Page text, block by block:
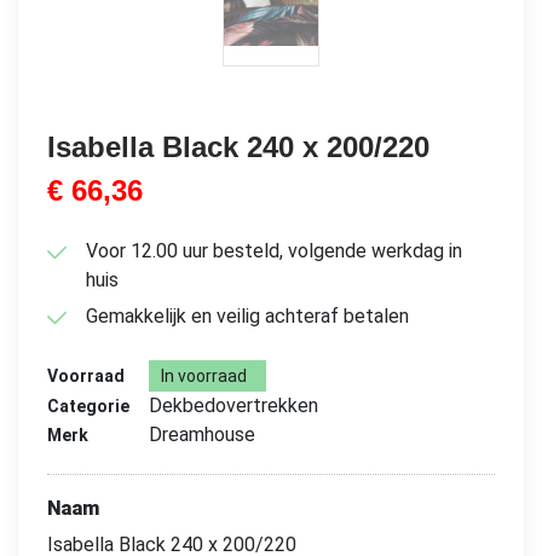
Isabella Black 240 x 200/220
€ 66,36
Voor 12.00 uur besteld, volgende werkdag in
huis
Gemakkelijk en veilig achteraf betalen
Voorraad
In voorraad
Categorie
Dekbedovertrekken
Merk Dreamhouse
Naam
Isabella Black 240 x 200/220